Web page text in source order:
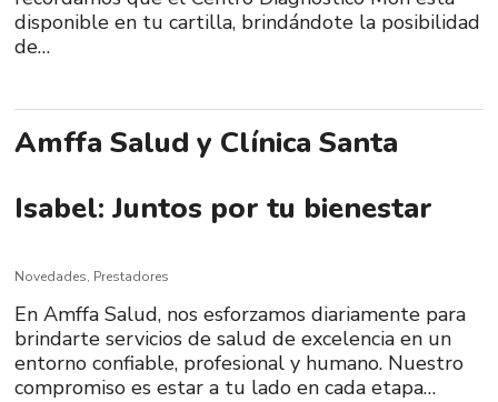
disponible en tu cartilla, brindándote la posibilidad
de…
Amffa Salud y Clínica Santa
Isabel: Juntos por tu bienestar
Novedades, Prestadores
En Amffa Salud, nos esforzamos diariamente para
brindarte servicios de salud de excelencia en un
entorno confiable, profesional y humano. Nuestro
compromiso es estar a tu lado en cada etapa…